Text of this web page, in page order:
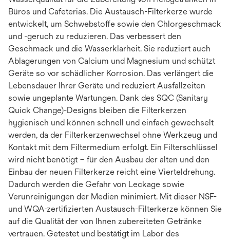
Büros und Cafeterias. Die Austausch-Filterkerze wurde
entwickelt, um Schwebstoffe sowie den Chlorgeschmack
und -geruch zu reduzieren. Das verbessert den
Geschmack und die Wasserklarheit. Sie reduziert auch
Ablagerungen von Calcium und Magnesium und schützt
Geräte so vor schädlicher Korrosion. Das verlängert die
Lebensdauer Ihrer Geräte und reduziert Ausfallzeiten
sowie ungeplante Wartungen. Dank des SQC (Sanitary
Quick Change)-Designs bleiben die Filterkerzen
hygienisch und können schnell und einfach gewechselt
werden, da der Filterkerzenwechsel ohne Werkzeug und
Kontakt mit dem Filtermedium erfolgt. Ein Filterschlüssel
wird nicht benötigt – für den Ausbau der alten und den
Einbau der neuen Filterkerze reicht eine Vierteldrehung.
Dadurch werden die Gefahr von Leckage sowie
Verunreinigungen der Medien minimiert. Mit dieser NSF-
und WQA-zertifizierten Austausch-Filterkerze können Sie
auf die Qualität der von Ihnen zubereiteten Getränke
vertrauen. Getestet und bestätigt im Labor des